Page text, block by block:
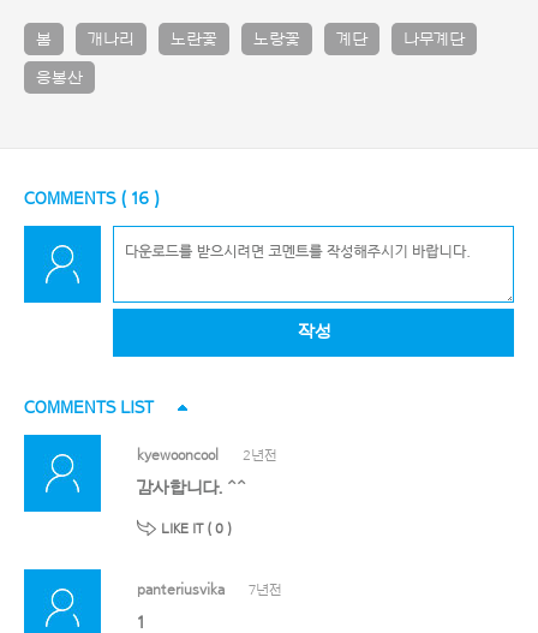
봄 개나리 노란꽃 노랑꽃 계단 나무계단
응봉산
COMMENTS ( 16 )
작성
COMMENTS LIST
kyewooncool 2년전
감사합니다. ^^
LIKE IT ( 0 )
panteriusvika 7년전
1